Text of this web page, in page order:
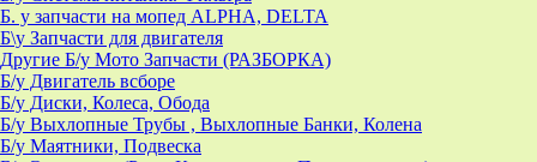
Б. у запчасти на мопед ALPHA, DELTA
Б\у Запчасти для двигателя
Другие Б/у Мото Запчасти (РАЗБОРКА)
Б/у Двигатель всборе
Б/у Диски, Колеса, Обода
Б/у Выхлопные Трубы , Выхлопные Банки, Колена
Б/у Маятники, Подвеска